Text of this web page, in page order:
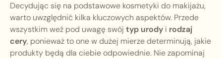
Decydując się na podstawowe kosmetyki do makijażu,
warto uwzględnić kilka kluczowych aspektów. Przede
wszystkim weź pod uwagę swój typ urody i rodzaj
cery, ponieważ to one w dużej mierze determinują, jakie
produkty będą dla ciebie odpowiednie. Nie zapominaj